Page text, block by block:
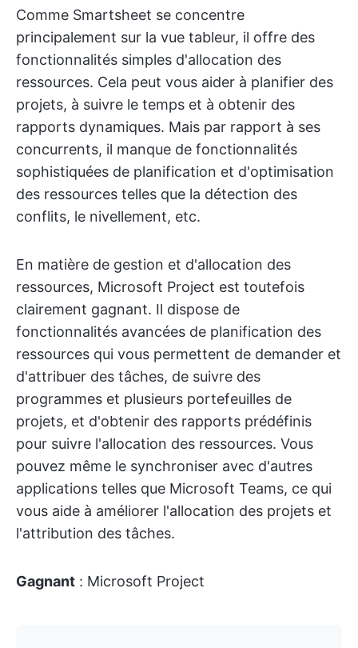
Comme Smartsheet se concentre
principalement sur la vue tableur, il offre des
fonctionnalités simples d'allocation des
ressources. Cela peut vous aider à planifier des
projets, à suivre le temps et à obtenir des
rapports dynamiques. Mais par rapport à ses
concurrents, il manque de fonctionnalités
sophistiquées de planification et d'optimisation
des ressources telles que la détection des
conflits, le nivellement, etc.
En matière de gestion et d'allocation des
ressources, Microsoft Project est toutefois
clairement gagnant. Il dispose de
fonctionnalités avancées de planification des
ressources qui vous permettent de demander et
d'attribuer des tâches, de suivre des
programmes et plusieurs portefeuilles de
projets, et d'obtenir des rapports prédéfinis
pour suivre l'allocation des ressources. Vous
pouvez même le synchroniser avec d'autres
applications telles que Microsoft Teams, ce qui
vous aide à améliorer l'allocation des projets et
l'attribution des tâches.
Gagnant : Microsoft Project